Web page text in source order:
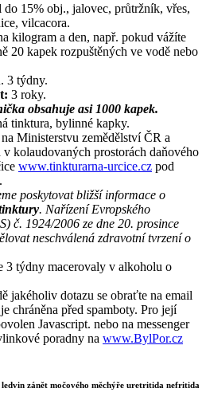
do 15% obj., jalovec, průtržník, vřes,
vilcacora.
kilogram a den, např. pokud vážíte
20 kapek rozpuštěných ve vodě nebo
3 týdny.
3 roky.
obsahuje asi 1000 kapek.
tinktura, bylinné kapky.
Ministerstvu zemědělství ČR a
kolaudovaných prostorách daňového
www.tinkturarna-urcice.cz pod
poskytovat bližší informace o
. Nařízení Evropského
č. 1924/2006 ze dne 20. prosince
neschválená zdravotní tvrzení o
3 týdny macerovaly v alkoholu o
jakéholiv dotazu se obraťte na email
chráněna před spamboty. Pro její
Javascript. nebo na messenger
poradny na www.BylPor.cz
ledvin zánět močového měchýře uretritida nefritida